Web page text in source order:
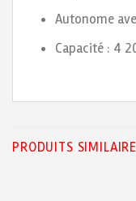
Autonome
Capacité : 4
PRODUITS